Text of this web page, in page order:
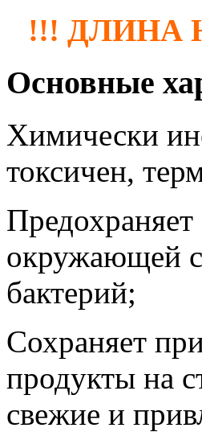
!!! ДЛИНА
Основные
Химически
токсичен,
окружающей
бактерий;
Сохраняет
продукты на
свежие и